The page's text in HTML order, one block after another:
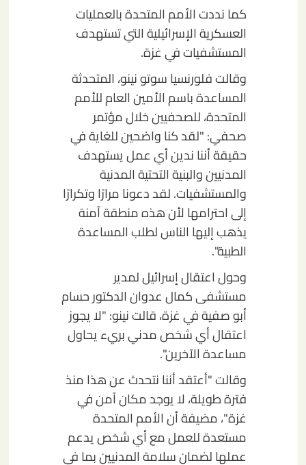
كما نددت الأمم المتحدة بالعمليات
العسكرية الإسرائيلية التي تستهدف
المستشفيات في غزة.
وقالت فلورنسيا سوتو نينو، المتحدثة
المساعدة باسم الأمين العام للأمم
المتحدة، للصحفيين خلال مؤتمر
صحفي: "لقد كنا واضحين للغاية في
حقيقة أننا ندين أي عمل يستهدف
المدنيين والبنية التحتية المدنية
والمستشفيات. لقد دعونا مرارًا وتكرارًا
إلى احترامها لأن هذه منطقة آمنة
يذهب إليها الناس لطلب المساعدة
الطبية".
وحول اعتقال إسرائيل لمدير
مستشفى كمال عدوان الدكتور حسام
أبو صفية في غزة، قالت نينو: "لا يجوز
اعتقال أي شخص مدني بريء يحاول
مساعدة الآخرين".
وقالت "أعتقد أننا نتحدث عن هذا منذ
فترة طويلة، لا يوجد مكان آمن في
غزة"، مضيفة أن الأمم المتحدة
مستعدة للعمل مع أي شخص يدعم
عملها لضمان سلامة المدنيين بما في